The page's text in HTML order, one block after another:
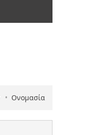
• Ονομασία